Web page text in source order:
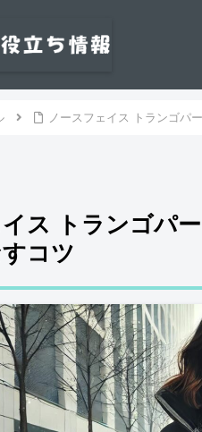
ノースフェイス トランゴパ
ス トランゴパ
コツ